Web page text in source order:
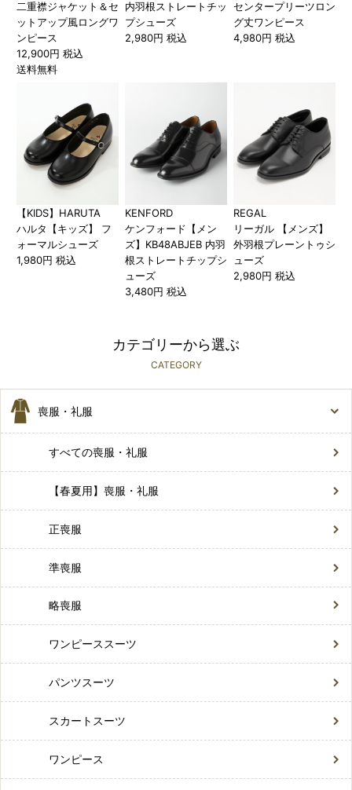
二重襟ジャケット＆セ
ットアップ風ロングワ
ンピース
12,900円 税込
送料無料
内羽根ストレートチッ
プシューズ
2,980円 税込
センタープリーツロン
グ丈ワンピース
4,980円 税込
【KIDS】HARUTA
ハルタ【キッズ】 フ
ォーマルシューズ
1,980円 税込
KENFORD
ケンフォード【メン
ズ】KB48ABJEB 内羽
根ストレートチップシ
ューズ
3,480円 税込
REGAL
リーガル 【メンズ】
外羽根プレーントゥシ
ューズ
2,980円 税込
カテゴリーから選ぶ
CATEGORY
喪服・礼服
すべての喪服・礼服
【春夏用】喪服・礼服
正喪服
準喪服
略喪服
ワンピーススーツ
パンツスーツ
スカートスーツ
ワンピース